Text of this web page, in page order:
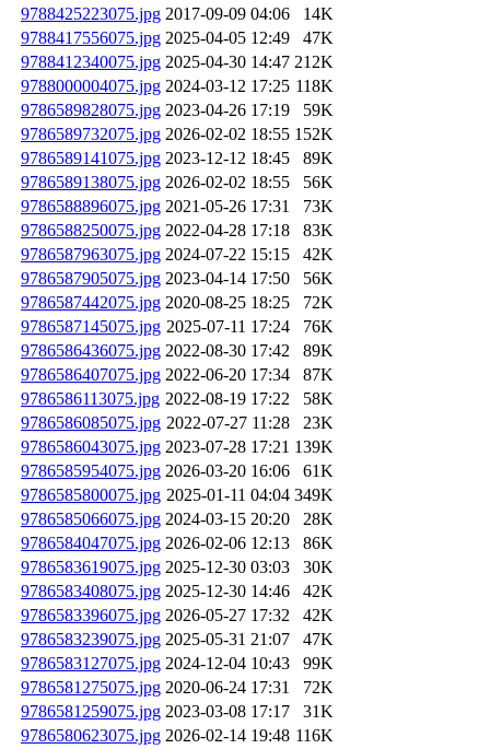
9788425223075.jpg 2017-09-09 04:06
14K
9788417556075.jpg 2025-04-05 12:49
47K
9788412340075.jpg 2025-04-30 14:47 212K
9788000004075.jpg 2024-03-12 17:25 118K
9786589828075.jpg 2023-04-26 17:19
59K
9786589732075.jpg 2026-02-02 18:55 152K
9786589141075.jpg 2023-12-12 18:45
89K
9786589138075.jpg 2026-02-02 18:55
56K
9786588896075.jpg 2021-05-26 17:31
73K
9786588250075.jpg 2022-04-28 17:18
83K
9786587963075.jpg 2024-07-22 15:15
42K
9786587905075.jpg 2023-04-14 17:50
56K
9786587442075.jpg 2020-08-25 18:25
72K
9786587145075.jpg 2025-07-11 17:24
76K
9786586436075.jpg 2022-08-30 17:42
89K
9786586407075.jpg 2022-06-20 17:34
87K
9786586113075.jpg 2022-08-19 17:22
58K
9786586085075.jpg 2022-07-27 11:28
23K
9786586043075.jpg 2023-07-28 17:21 139K
9786585954075.jpg 2026-03-20 16:06
61K
9786585800075.jpg 2025-01-11 04:04 349K
9786585066075.jpg 2024-03-15 20:20
28K
9786584047075.jpg 2026-02-06 12:13
86K
9786583619075.jpg 2025-12-30 03:03
30K
9786583408075.jpg 2025-12-30 14:46
42K
9786583396075.jpg 2026-05-27 17:32
42K
9786583239075.jpg 2025-05-31 21:07
47K
9786583127075.jpg 2024-12-04 10:43
99K
9786581275075.jpg 2020-06-24 17:31
72K
9786581259075.jpg 2023-03-08 17:17
31K
9786580623075.jpg 2026-02-14 19:48 116K